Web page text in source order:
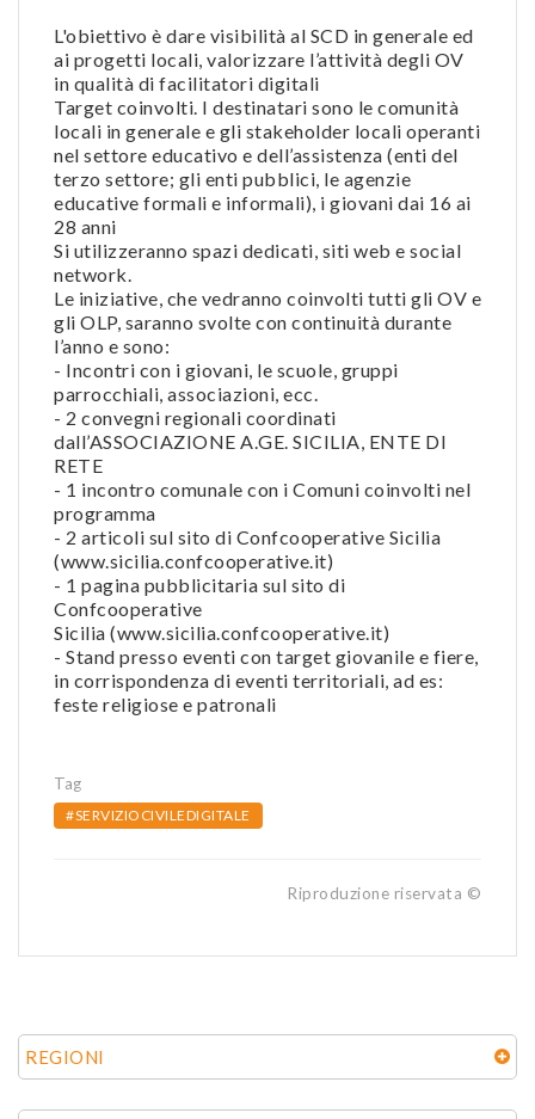
L'obiettivo è dare visibilità al SCD in generale ed
ai progetti locali, valorizzare l’attività degli OV
in qualità di facilitatori digitali
Target coinvolti. I destinatari sono le comunità
locali in generale e gli stakeholder locali operanti
nel settore educativo e dell’assistenza (enti del
terzo settore; gli enti pubblici, le agenzie
educative formali e informali), i giovani dai 16 ai
28 anni
Si utilizzeranno spazi dedicati, siti web e social
network.
Le iniziative, che vedranno coinvolti tutti gli OV e
gli OLP, saranno svolte con continuità durante
l’anno e sono:
- Incontri con i giovani, le scuole, gruppi
parrocchiali, associazioni, ecc.
- 2 convegni regionali coordinati
dall’ASSOCIAZIONE A.GE. SICILIA, ENTE DI
RETE
- 1 incontro comunale con i Comuni coinvolti nel
programma
- 2 articoli sul sito di Confcooperative Sicilia
(www.sicilia.confcooperative.it)
- 1 pagina pubblicitaria sul sito di
Confcooperative
Sicilia (www.sicilia.confcooperative.it)
- Stand presso eventi con target giovanile e fiere,
in corrispondenza di eventi territoriali, ad es:
feste religiose e patronali
Tag
#SERVIZIOCIVILEDIGITALE
Riproduzione riservata ©
REGIONI